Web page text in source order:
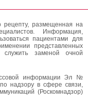
рецепту, размещенная на
Информация,
пациентами для
представленных
заменой очной
информации Эл №
надзору в сфере связи,
(Роскомнадзор)